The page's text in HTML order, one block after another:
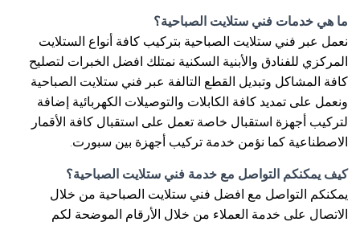
ما هي خدمات فني ستلايت الصباحية؟
نعمل عبر فني ستلايت الصباحية بتركيب كافة أنواع الستلايت
المركزي للفنادق والأبنية السكنية نمتلك افضل الخبرات لتصليح
كافة المشاكل وتبديل القطع التالفة عبر فني ستلايت الصباحية
ونعمل على تمديد كافة الكابلات والتوصيلات الكهربائية إضافة
لتركيب أجهزة استقبال خاصة تعمل على استقبال كافة الأقمار
الاصطناعية كما نؤمن خدمة تركيب أجهزة بين سبورت.
كيف يمكنكم التواصل مع خدمة فني ستلايت الصباحية؟
يمكنكم التواصل مع افضل فني ستلايت الصباحية من خلال
الاتصال على خدمة العملاء من خلال الأرقام الموضحة لكم